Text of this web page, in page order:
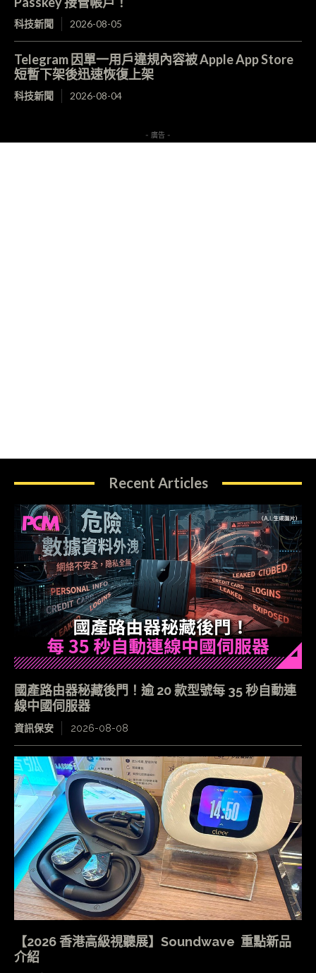
科技新聞 2026-08-05
Telegram 因單一用戶違規內容被 Apple App Store
短暫下架後迅速恢復上架
科技新聞 2026-08-04
- 廣告 -
Recent Articles
國產路由器秘藏後門！逾 20 款型號每 35 秒自動連
線中國伺服器
資訊保安 2026-08-08
【2026 香港高級視聽展】Soundwave 重點新品
介紹